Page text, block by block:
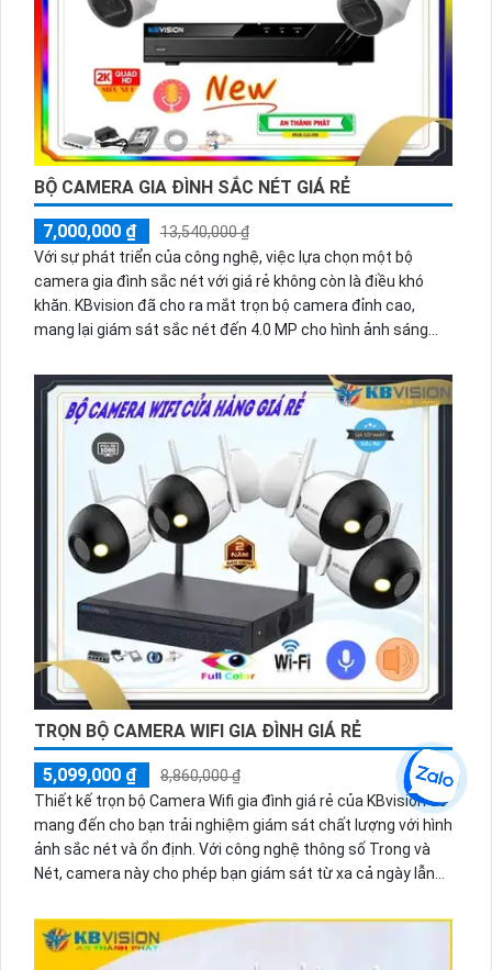
BỘ CAMERA GIA ĐÌNH SẮC NÉT GIÁ RẺ
7,000,000 ₫
13,540,000 ₫
Với sự phát triển của công nghệ, việc lựa chọn một bộ
camera gia đình sắc nét với giá rẻ không còn là điều khó
khăn. KBvision đã cho ra mắt trọn bộ camera đỉnh cao,
mang lại giám sát sắc nét đến 4.0 MP cho hình ảnh sáng
cài đặt trên thiết bị di động như điện thoại, giúp bạn dễ
dàng quản lý và giám sát từ xa mọi lúc mọi nơi. Đầu ghi hình
4 kênh cung cấp khả năng lưu trữ dữ liệu an toàn và tiện lợi.
Đây chắc chắn là sự lựa chọn lý tưởng cho việc bảo vệ gia
đình và tài sản.
TRỌN BỘ CAMERA WIFI GIA ĐÌNH GIÁ RẺ
5,099,000 ₫
8,860,000 ₫
Thiết kế trọn bộ Camera Wifi gia đình giá rẻ của KBvision sẽ
mang đến cho bạn trải nghiệm giám sát chất lượng với hình
ảnh sắc nét và ổn định. Với công nghệ thông số Trong và
Nét, camera này cho phép bạn giám sát từ xa cả ngày lẫn
Việc cài đặt trên thiết bị điện thoại cũng trở nên dễ dàng
hơn bao giờ hết. Đảm bảo an ninh cho gia đình của bạn với